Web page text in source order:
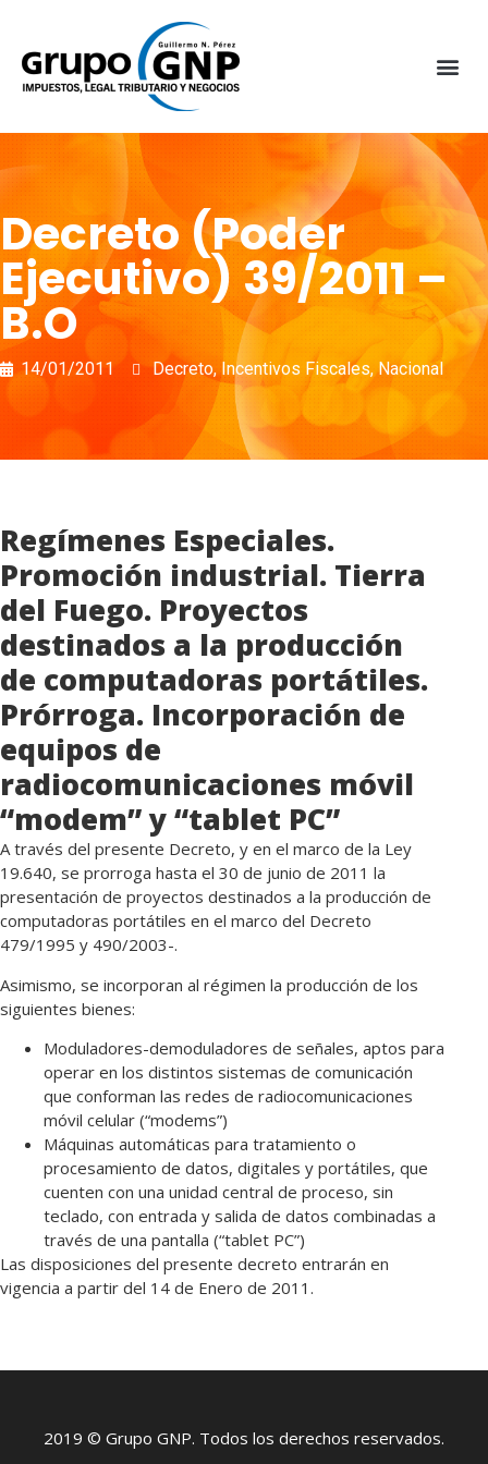
Decreto (Poder
Ejecutivo) 39/2011 –
B.O
14/01/2011 Decreto,Incentivos Fiscales,Nacional
Regímenes Especiales.
Promoción industrial. Tierra
del Fuego. Proyectos
destinados a la producción
de computadoras portátiles.
Prórroga. Incorporación de
equipos de
radiocomunicaciones móvil
“modem” y “tablet PC”
A través del presente Decreto, y en el marco de la Ley
19.640, se prorroga hasta el 30 de junio de 2011 la
presentación de proyectos destinados a la producción de
computadoras portátiles en el marco del Decreto
479/1995 y 490/2003-.
Asimismo, se incorporan al régimen la producción de los
siguientes bienes:
Moduladores-demoduladores de señales, aptos para
operar en los distintos sistemas de comunicación
que conforman las redes de radiocomunicaciones
móvil celular (“modems”)
Máquinas automáticas para tratamiento o
procesamiento de datos, digitales y portátiles, que
cuenten con una unidad central de proceso, sin
teclado, con entrada y salida de datos combinadas a
través de una pantalla (“tablet PC”)
Las disposiciones del presente decreto entrarán en
vigencia a partir del 14 de Enero de 2011.
2019 © Grupo GNP. Todos los derechos reservados.